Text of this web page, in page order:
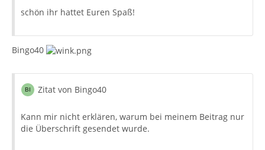
schön ihr hattet Euren Spaß!
Bingo40
Zitat von Bingo40
Kann mir nicht erklären, warum bei meinem Beitrag nur
die Überschrift gesendet wurde.